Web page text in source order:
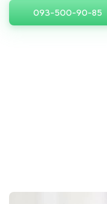
093-500-90-85